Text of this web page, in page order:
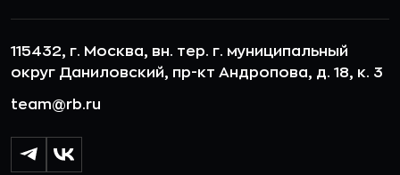
115432, г. Москва, вн. тер. г. муниципальный
округ Даниловский, пр-кт Андропова, д. 18, к. 3
team@rb.ru